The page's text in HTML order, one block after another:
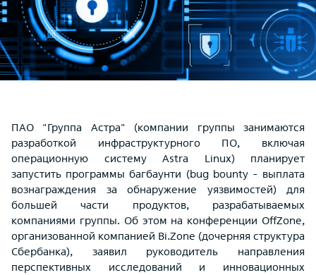
ПАО "Группа Астра" (компании группы занимаются
разработкой инфраструктурного ПО, включая
операционную систему Astra Linux) планирует
запустить программы багбаунти (bug bounty - выплата
вознаграждения за обнаружение уязвимостей) для
большей части продуктов, разрабатываемых
компаниями группы. Об этом на конференции OffZone,
организованной компанией Bi.Zone (дочерняя структура
Сбербанка), заявил руководитель направления
перспективных исследований и инновационных